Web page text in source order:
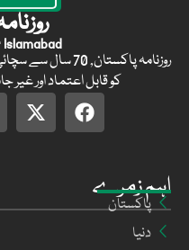
اہم زمرے
پاکستان
دنیا
Islamabad
روزنامہ پاکستان,
کو قابل اعتماد اور غیر